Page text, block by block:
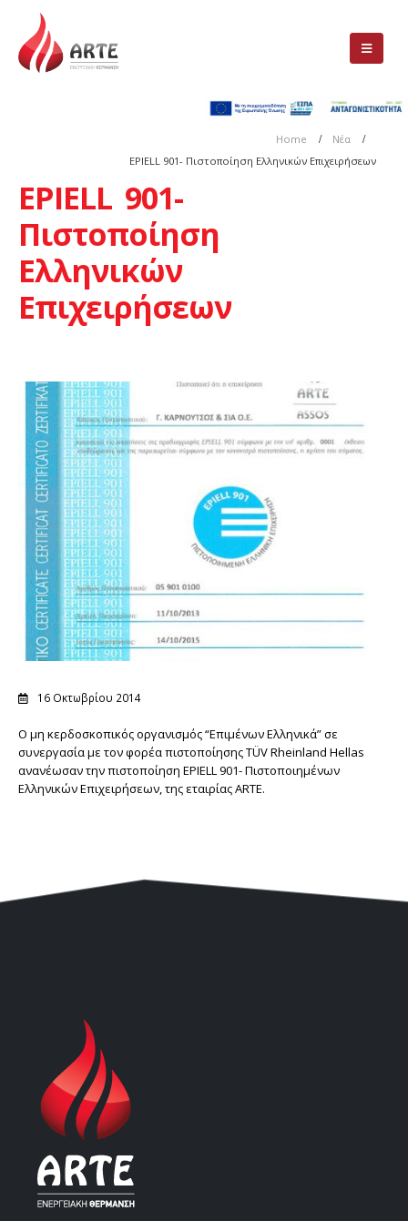
Home
Νέα
EPIELL 901- Πιστοποίηση Ελληνικών Επιχειρήσεων
EPIELL 901-
Πιστοποίηση
Ελληνικών
Επιχειρήσεων
16 Οκτωβρίου 2014
Ο μη κερδοσκοπικός οργανισμός “Επιμένων Ελληνικά” σε
συνεργασία με τον φορέα πιστοποίησης TÜV Rheinland Hellas
ανανέωσαν την πιστοποίηση EPIELL 901- Πιστοποιημένων
Ελληνικών Επιχειρήσεων, της εταιρίας ARTE.